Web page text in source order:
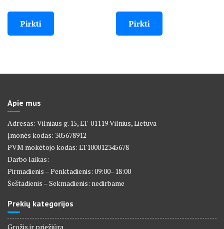
Pirkti Pirkti
Apie mus
Adresas: Vilniaus g. 15, LT-01119 Vilnius, Lietuva
Įmonės kodas: 305678912
PVM mokėtojo kodas: LT100012345678
Darbo laikas:
Pirmadienis – Penktadienis: 09:00–18:00
Šeštadienis – Sekmadienis: nedirbame
Prekių kategorijos
Grožis ir priežiūra